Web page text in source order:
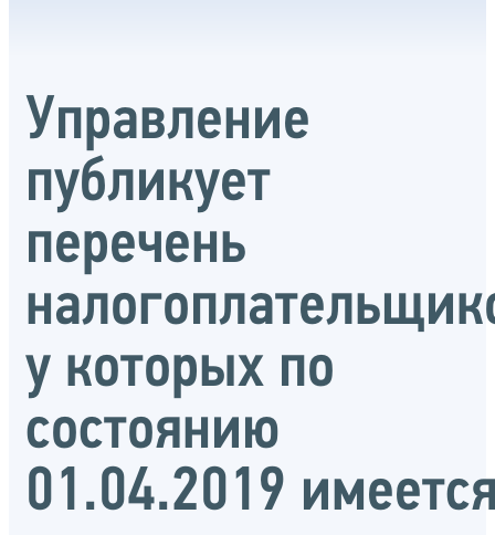
Управление
публикует
перечень
у которых по
состоянию
01.04.2019